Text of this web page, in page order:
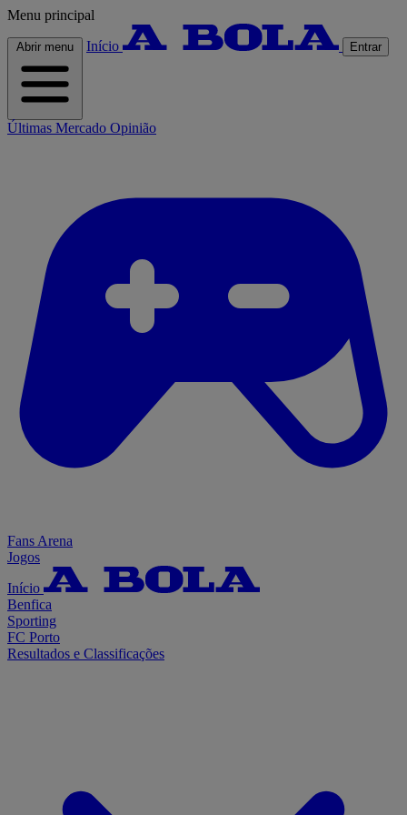
Menu principal
Abrir menu Início Entrar
Últimas Mercado Opinião
Fans Arena
Jogos
Início
Benfica
Sporting
FC Porto
Resultados e Classificações